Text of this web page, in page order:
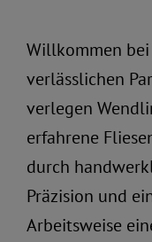
Willkommen
verlässlichen
verlegen
erfahrene
durch
Präzision und
Arbeitsweise